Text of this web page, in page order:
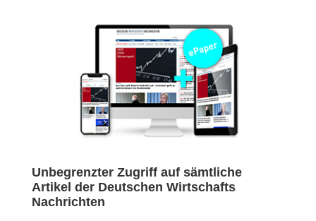
Unbegrenzter Zugriff auf sämtliche
Artikel der Deutschen Wirtschafts
Nachrichten